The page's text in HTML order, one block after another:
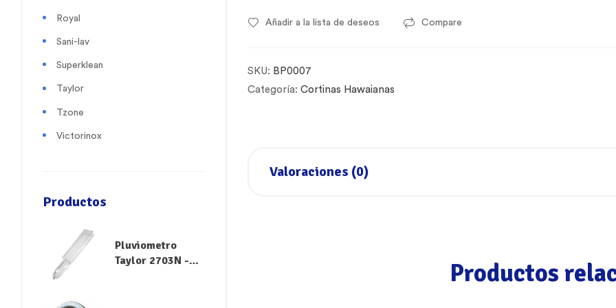
Añadir a la lista de deseos Compare
SKU: BP0007
Categoría: Cortinas Hawaianas
Valoraciones (0)
Productos
Royal
Sani-lav
Superklean
Taylor
Tzone
Victorinox
Productos
Pluviometro
Taylor 2703N -